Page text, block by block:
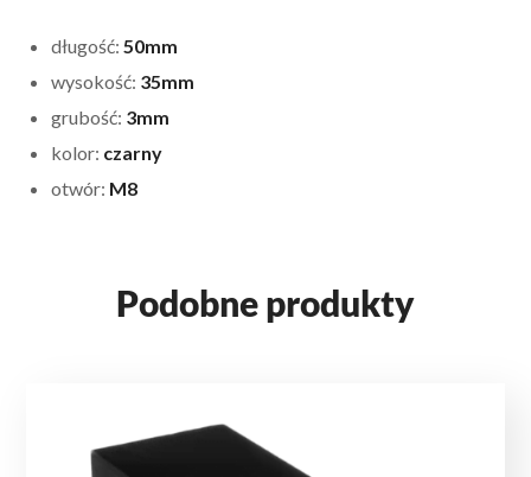
długość: 50mm
wysokość: 35mm
grubość: 3mm
kolor: czarny
otwór: M8
Podobne produkty